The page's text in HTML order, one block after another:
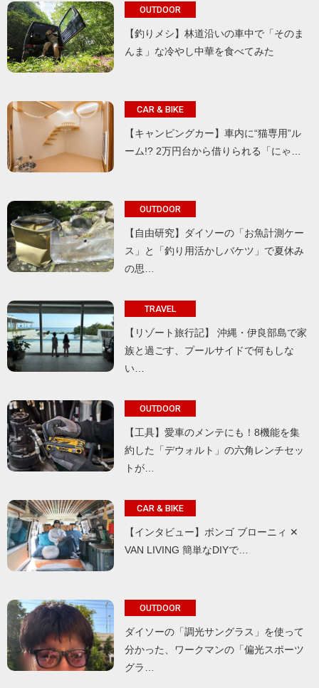
OUTDOOR
【釣りメシ】林道沿いの車中で「そのま
んま」な冷やし中華を食べてみた
CAR & BIKE
【キャンピングカー】車内に“猫専用”ル
ーム!? 2万円台から借りられる「にゃ…
OUTDOOR
【自由研究】ダイソーの「お魚計測ケー
ス」と「釣り用活かしバケツ」で夏休み
の思…
TRAVEL
【リゾート旅行記】 沖縄・伊良部島で家
族と過ごす、プールサイドで何もしな
い…
OUTDOOR
【工具】愛車のメンテにも！8機能を集
約した「デウォルト」の六角レンチセッ
トが…
CAR & BIKE
【インタビュー】ボンゴ ブローニィ ✕
VAN LIVING 簡単なDIYで…
OUTDOOR
ダイソーの「調光サングラス」を使って
分かった、ワークマンの「偏光スポーツ
グラ…